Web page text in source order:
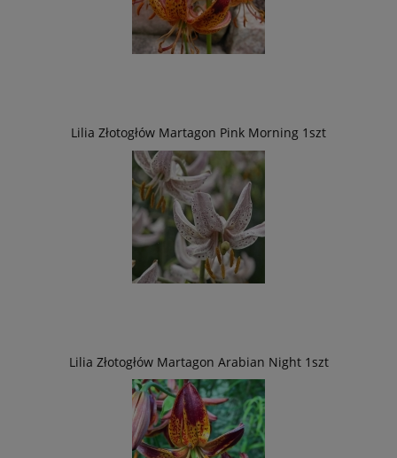
Lilia Złotogłów Martagon Pink Morning 1szt
Lilia Złotogłów Martagon Arabian Night 1szt